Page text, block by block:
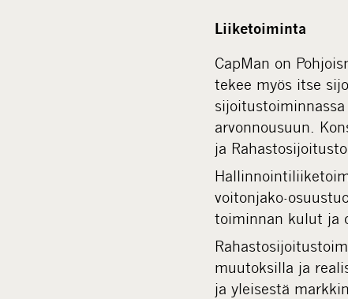
Liiketoiminta
CapMan on
tekee myös itse
arvonnousuun.
ja
voitonjako-
toiminnan kulut ja
muutoksilla ja
ja yleisestä